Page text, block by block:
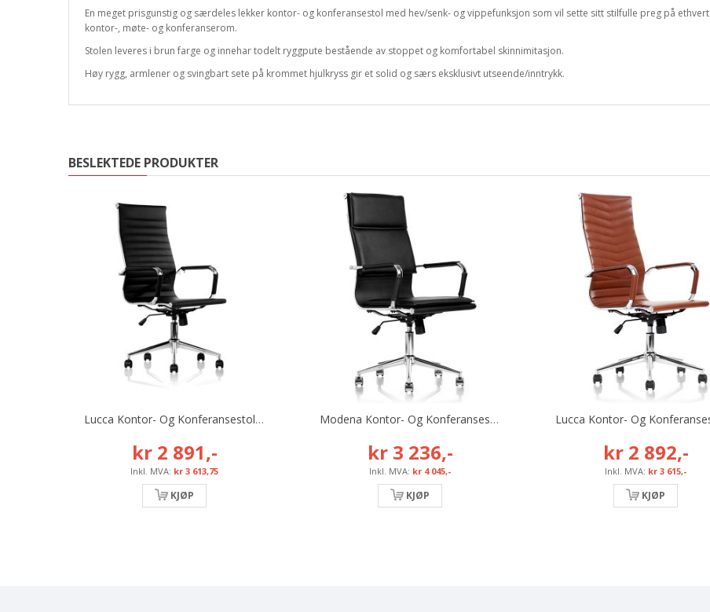
En meget prisgunstig og særdeles lekker kontor- og konferansestol med hev/senk- og vippefunksjon som vil sette sitt stilfulle preg på ethvert
kontor-, møte- og konferanserom.
Stolen leveres i brun farge og innehar todelt ryggpute bestående av stoppet og komfortabel skinnimitasjon.
Høy rygg, armlener og svingbart sete på krommet hjulkryss gir et solid og særs eksklusivt utseende/inntrykk.
BESLEKTEDE PRODUKTER
Lucca Kontor- Og Konferansestol, Svart, Inkl. Armlene Og Høy Rygg
kr 2 891,-
kr 3 613,75
KJØP
Modena Kontor- Og Konferansestol, Svart, Inkl. Armlene Og Høy Rygg
kr 3 236,-
kr 4 045,-
KJØP
kr 2 892,-
kr 3 615,-
KJØP